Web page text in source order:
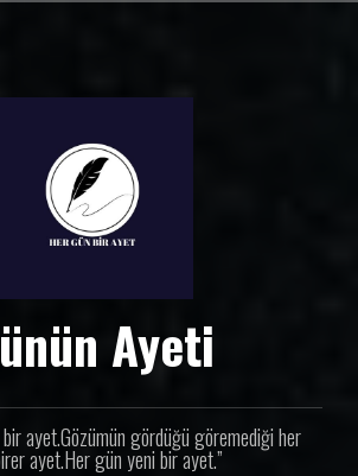
Ayeti
ayet.Gözümün gördüğü göremediği her
ayet.Her gün yeni bir ayet.”